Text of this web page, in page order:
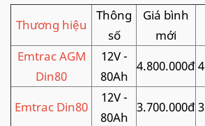
Thương hiệu
Thông
số
Giá bình
mới
Emtrac AGM
Din80
12V -
80Ah
4.800.000đ
Emtrac Din80
12V -
80Ah
3.700.000đ